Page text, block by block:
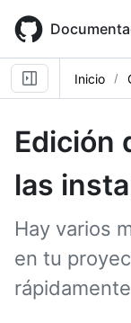
main
content
Inicio
Edición
las
Hay varios
en tu